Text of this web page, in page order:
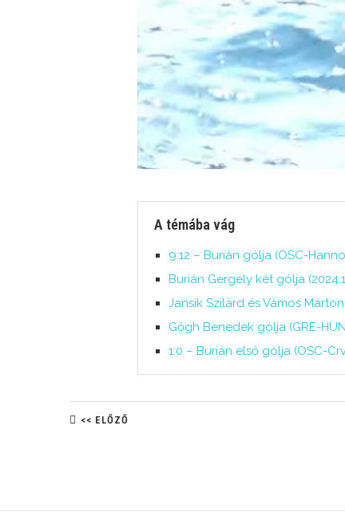
A témába vág
9:12 – Burián gólja (OSC-
Burián Gergely két gólja
Jansik Szilárd és Vámos
Gőgh Benedek gólja (GRE-
1:0 – Burián első gólja (OSC-
<< ELŐZŐ